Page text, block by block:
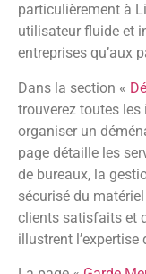
particulièrement à
utilisateur fluide et
entreprises qu’aux
Dans la section «
trouverez toutes
organiser un
page détaille les
de bureaux, la
sécurisé du
clients satisfaits et
illustrent l’expertise